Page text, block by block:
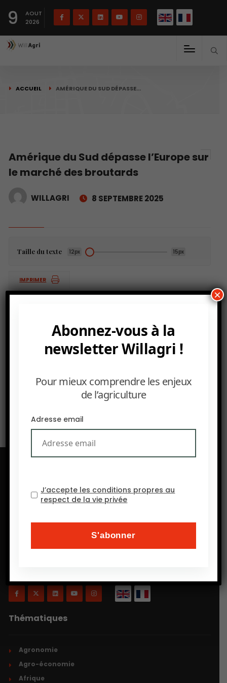
9
AOUT
2026
ACCUEIL AMÉRIQUE DU SUD DÉPASSE…
Amérique du Sud dépasse l’Europe sur
le marché des broutards
WILLAGRI 8 SEPTEMBRE 2025
Taille du texte 12px 15px
IMPRIMER
OCP Maroc vise +9 Mt d’engrais produits d’ici 2028
La Chine va imposer 60% de droits de douane sur le
précisément, comme on a coutume de dire
aujourd’hui, à l’agriculture écologiquement intensive
Thématiques
Agronomie
Agro-économie
Afrique
Abonnez-vous à la
newsletter Willagri !
Pour mieux comprendre les enjeux
de l’agriculture
Adresse email
J’accepte les conditions propres au
respect de la vie privée
×
Français English(English)